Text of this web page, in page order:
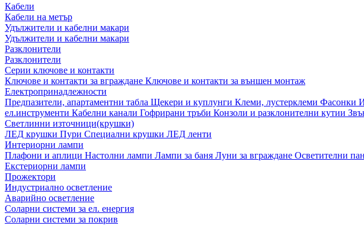
Кабели
Кабели на метър
Удължители и кабелни макари
Удължители и кабелни макари
Разклонители
Разклонители
Серии ключове и контакти
Ключове и контакти за вграждане Ключове и контакти за външен монтаж
Електропринадлежности
Предпазители, апартаментни табла Щекери и куплунги Клеми, лустерклеми Фасонки
ел.инструменти Кабелни канали Гофрирани тръби Конзоли и разклонителни кутии
Светлинни източници(крушки)
ЛЕД крушки Пури Специални крушки ЛЕД ленти
Интериорни лампи
Плафони и аплици Настолни лампи Лампи за баня Луни за вграждане Осветителни
Екстериорни лампи
Прожектори
Индустриално осветление
Аварийно осветление
Соларни системи за ел. енергия
Соларни системи за покрив